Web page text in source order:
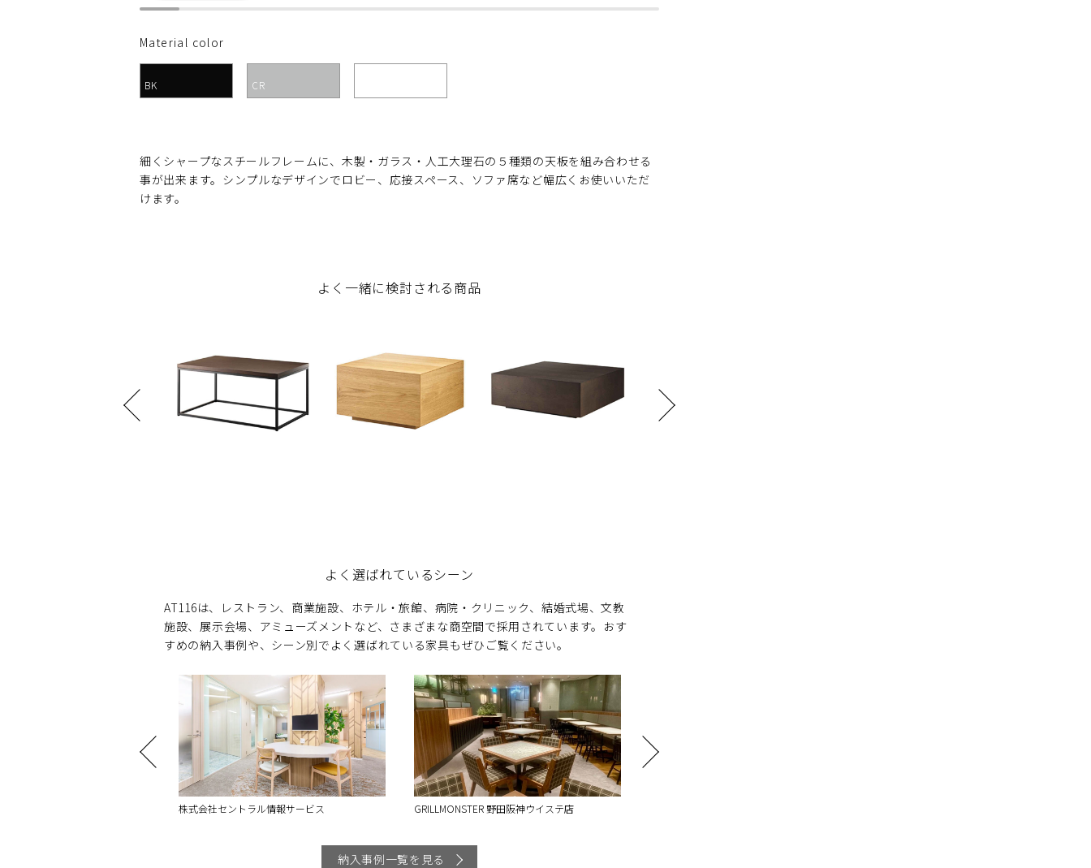
Material color
BK CR
細くシャープなスチールフレームに、木製・ガラス・人工大理石の５種類の天板を組み合わせる
事が出来ます。シンプルなデザインでロビー、応接スペース、ソファ席など幅広くお使いいただ
けます。
よく一緒に検討される商品
よく選ばれているシーン
AT116は、レストラン、商業施設、ホテル・旅館、病院・クリニック、結婚式場、文教
施設、展示会場、アミューズメントなど、さまざまな商空間で採用されています。おす
すめの納入事例や、シーン別でよく選ばれている家具もぜひご覧ください。
GRILLMONSTER 野田阪神ウイステ店 国産チーズのテーマパーク“チーパーク”
納入事例一覧を見る